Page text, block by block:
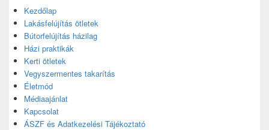
Kezdőlap
Lakásfelújítás ötletek
Bútorfelújítás házilag
Házi praktikák
Kerti ötletek
Vegyszermentes takarítás
Életmód
Médiaajánlat
Kapcsolat
ÁSZF és Adatkezelési Tájékoztató